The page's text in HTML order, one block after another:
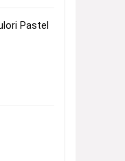
Pastel